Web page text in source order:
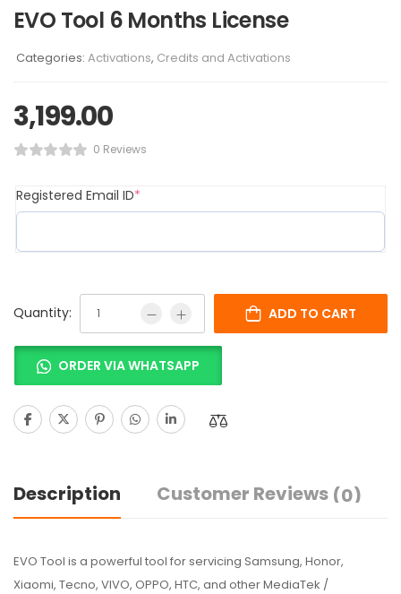
EVO Tool 6 Months License
Categories: Activations, Credits and Activations
3,199.00
0 Reviews
Registered Email ID*
Quantity: ADD TO CART
ORDER VIA WHATSAPP
Description Customer Reviews (0)
EVO Tool is a powerful tool for servicing Samsung, Honor,
Xiaomi, Tecno, VIVO, OPPO, HTC, and other MediaTek /